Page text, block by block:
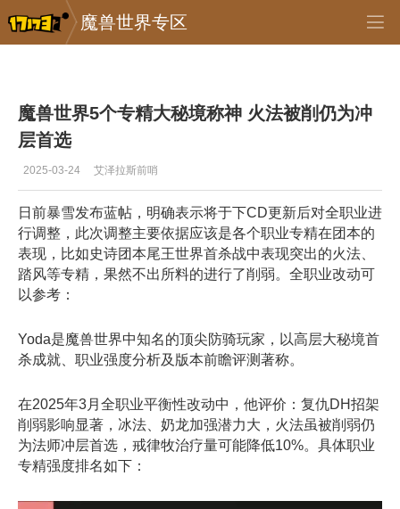
魔兽世界专区
专区_《魔兽世界》 >
魔兽世界5个专精大秘境称神 火法被削仍为冲
层首选
2025-03-24 艾泽拉斯前哨
日前暴雪发布蓝帖，明确表示将于下CD更新后对全职业进
行调整，此次调整主要依据应该是各个职业专精在团本的
表现，比如史诗团本尾王世界首杀战中表现突出的火法、
踏风等专精，果然不出所料的进行了削弱。全职业改动可
以参考：
Yoda是魔兽世界中知名的顶尖防骑玩家，以高层大秘境首
杀成就、职业强度分析及版本前瞻评测著称。
在2025年3月全职业平衡性改动中，他评价： 复仇DH招架
削弱影响显著，冰法、奶龙加强潜力大，火法虽被削弱仍
为法师冲层首选，戒律牧治疗量可能降低10%‌。具体职业
专精强度排名如下：